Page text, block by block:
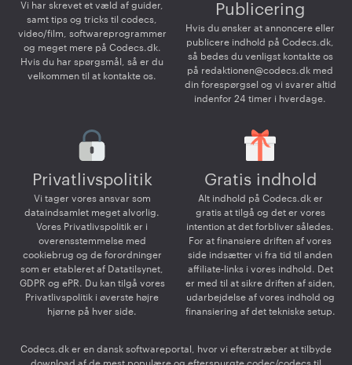
Vi har skrevet et væld af guider,
samt tips og tricks til codecs,
video/film, softwareprogrammer
og meget mere på Codecs.dk.
Hvis du har spørgsmål, så er du
velkommen til at kontakte os.
Publicering
Hvis du ønsker at annoncere eller
publicere indhold på Codecs.dk,
så bedes du venligst kontakte os
på redaktionen@codecs.dk med
din forespørgsel og vi svarer altid
indenfor 24 timer i hverdage.
Privatlivspolitik
Vi tager vores ansvar som
dataindsamlet meget alvorlig.
Vores Privatlivspolitik er i
overensstemmelse med
cookiebrug og de forordninger
som er etableret af Datatilsynet,
GDPR og ePR. Du kan tilgå vores
Privatlivspolitik i øverste højre
hjørne på hver side.
Gratis indhold
Alt indhold på Codecs.dk er
gratis at tilgå og det er vores
intention at det forbliver således.
For at finansiere driften af vores
side indsætter vi fra tid til anden
affiliate-links i vores indhold. Det
er med til at sikre driften af siden,
udarbejdelse af vores indhold og
finansiering af det tekniske setup.
Codecs.dk er en dansk softwareportal, hvor vi efterstræber at tilbyde